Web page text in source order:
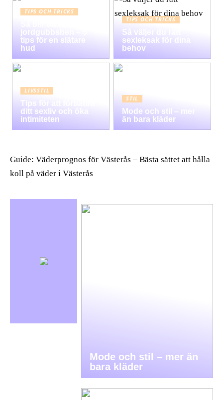
TIPS OCH TRICKS
jordgubbsben – 5
tips för en slätare
hud
TIPS OCH TRICKS
Så väljer du rätt
sexleksak för dina
behov
LIVSSTIL
Tips för att förbättra
ditt sexliv och öka
intimiteten
STIL
Mode och stil – mer
än bara kläder
Guide: Väderprognos för Västerås – Bästa sättet att hålla
koll på väder i Västerås
Mode och stil – mer än
bara kläder